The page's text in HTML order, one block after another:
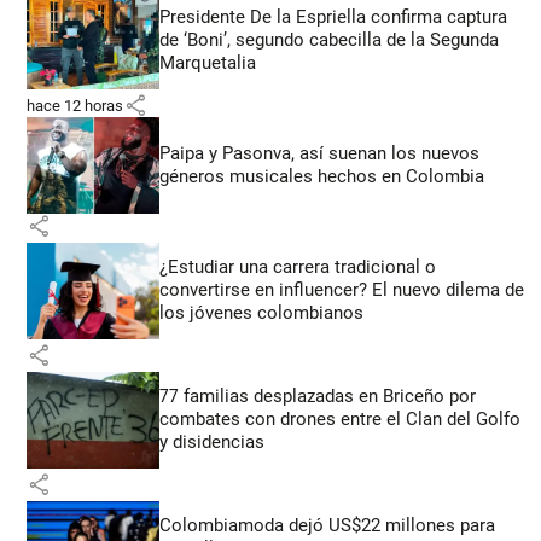
Presidente De la Espriella confirma captura
de ‘Boni’, segundo cabecilla de la Segunda
Marquetalia
hace 12 horas share
Paipa y Pasonva, así suenan los nuevos
géneros musicales hechos en Colombia
share
¿Estudiar una carrera tradicional o
convertirse en influencer? El nuevo dilema de
los jóvenes colombianos
share
77 familias desplazadas en Briceño por
combates con drones entre el Clan del Golfo
y disidencias
share
Colombiamoda dejó US$22 millones para